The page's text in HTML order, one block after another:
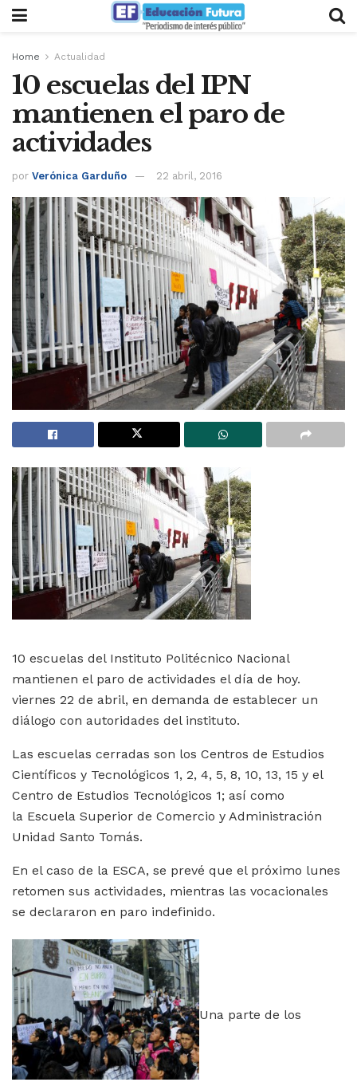
Home Actualidad
10 escuelas del IPN
mantienen el paro de
actividades
por Verónica Garduño 22 abril, 2016
10 escuelas del Instituto Politécnico Nacional
mantienen el paro de actividades el día de hoy.
viernes 22 de abril, en demanda de establecer un
diálogo con autoridades del instituto.
Las escuelas cerradas son los Centros de Estudios
Científicos y Tecnológicos 1, 2, 4, 5, 8, 10, 13, 15 y el
Centro de Estudios Tecnológicos 1; así como
la Escuela Superior de Comercio y Administración
Unidad Santo Tomás.
En el caso de la ESCA, se prevé que el próximo lunes
retomen sus actividades, mientras las vocacionales
se declararon en paro indefinido.
Una parte de los